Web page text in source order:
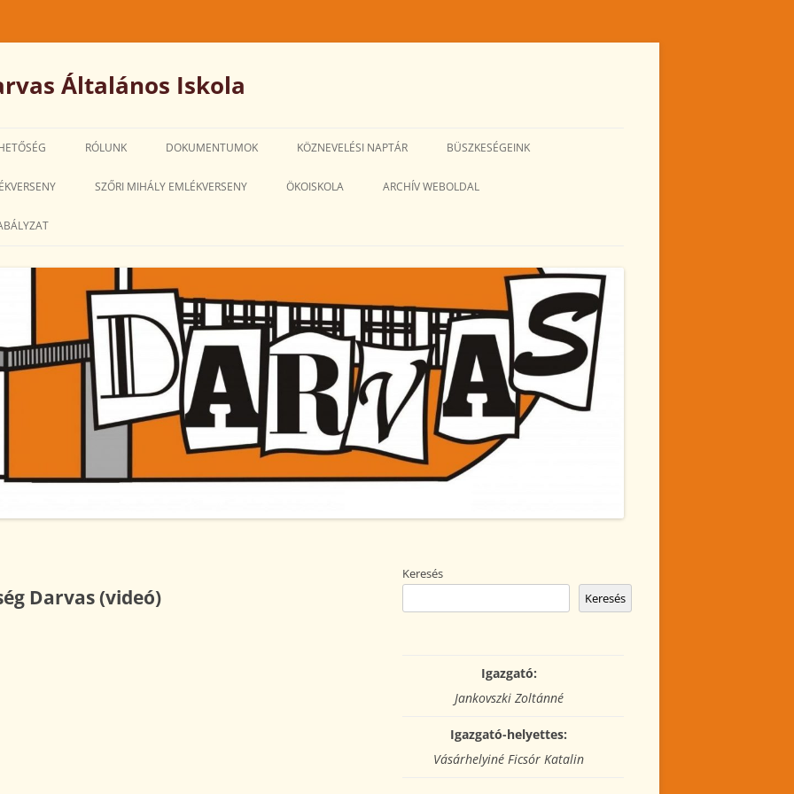
Általános Iskola
RÓLUNK DOKUMENTUMOK
IGAZGATÓ-
PEDAGÓGIAI PROGRAM
HÁZIREND
ALKALMAZOTTI NÉVSOR
AKADÁLYMENTESÍTÉSI
NYILATKOZAT
KÖZNEVELÉSI NAPTÁR BÜSZKESÉGEINK
SZŐRI MIHÁLY EMLÉKVERSENY ÖKOISKOLA ARCHÍV WEBOLDAL
Darvas (videó)
Keresés
Keresés
Igazgató:
Jankovszki Zoltánné
Igazgató-helyettes:
Vásárhelyiné Ficsór Katalin